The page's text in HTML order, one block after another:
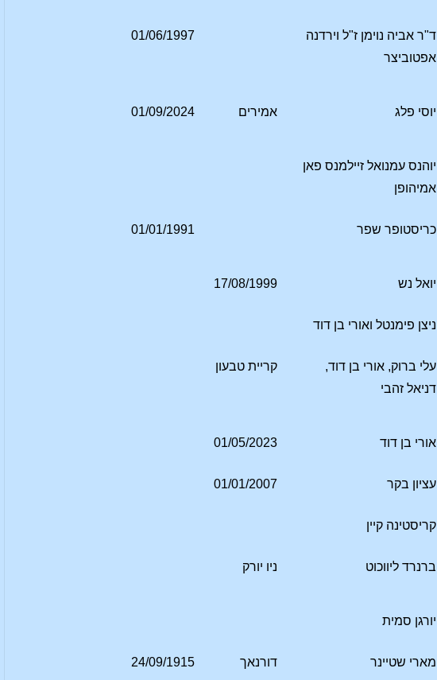
ד"ר אביה נוימן ז"ל וירדנה
אפטוביצר
01/06/1997
יוסי פלג אמירים 01/09/2024
יוהנס עמנואל זיילמנס פאן
אמיהופן
כריסטופר שפר 01/01/1991
יואל נש 17/08/1999
ניצן פימנטל ואורי בן דוד
עלי ברוק, אורי בן דוד,
דניאל זהבי
קריית טבעון
אורי בן דוד 01/05/2023
עציון בקר 01/01/2007
קריסטינה קיין
ברנרד ליווכוט ניו יורק
יורגן סמית
מארי שטיינר דורנאך 24/09/1915